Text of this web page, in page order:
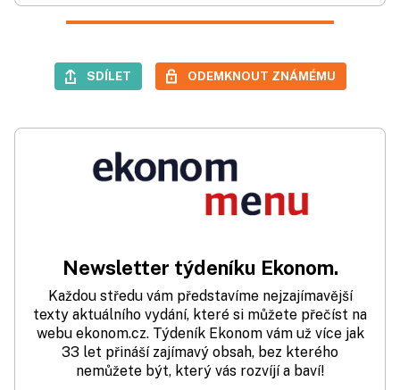
SDÍLET ODEMKNOUT ZNÁMÉMU
Newsletter týdeníku Ekonom.
Každou středu vám představíme nejzajímavější
texty aktuálního vydání, které si můžete přečíst na
webu ekonom.cz. Týdeník Ekonom vám už více jak
33 let přináší zajímavý obsah, bez kterého
nemůžete být, který vás rozvíjí a baví!